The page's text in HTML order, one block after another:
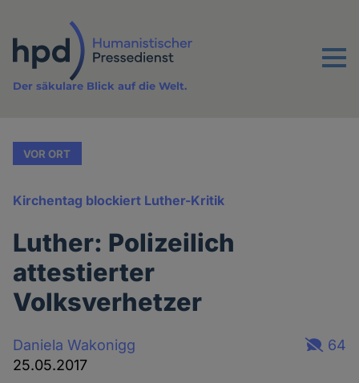
Inhalt
Menu
Der säkulare Blick auf die Welt.
VOR ORT
Kirchentag blockiert Luther-Kritik
Luther: Polizeilich
attestierter
Volksverhetzer
Daniela Wakonigg
25.05.2017
64